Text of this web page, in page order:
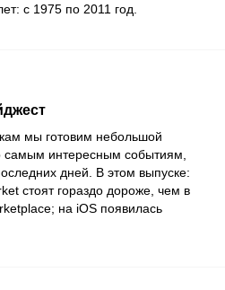
с 1975 по 2011 год.
мы готовим небольшой
интересным событиям,
дней. В этом выпуске:
стоят гораздо дороже, чем в
на iOS появилась